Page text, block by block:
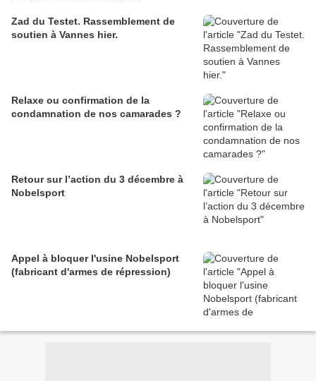
Zad du Testet. Rassemblement de
soutien à Vannes hier.
Relaxe ou confirmation de la
condamnation de nos camarades ?
Retour sur l’action du 3 décembre à
Nobelsport
Appel à bloquer l'usine Nobelsport
(fabricant d'armes de répression)